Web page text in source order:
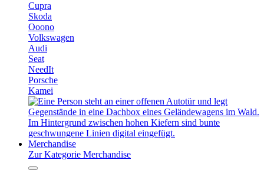
Cupra
Skoda
Ooono
Volkswagen
Audi
Seat
NeedIt
Porsche
Kamei
Merchandise
Zur Kategorie Merchandise